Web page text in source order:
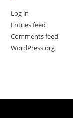
Log in
Entries feed
Comments feed
WordPress.org